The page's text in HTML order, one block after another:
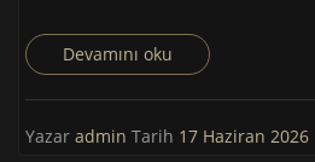
Devamını oku
Yazar admin Tarih 17 Haziran 2026